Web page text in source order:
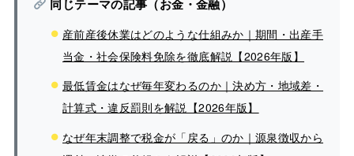
同じテーマの記事（お金・金融）
産前産後休業はどのような仕組みか｜期間・出産手
当金・社会保険料免除を徹底解説【2026年版】
最低賃金はなぜ毎年変わるのか｜決め方・地域差・
計算式・違反罰則を解説【2026年版】
なぜ年末調整で税金が「戻る」のか｜源泉徴収から